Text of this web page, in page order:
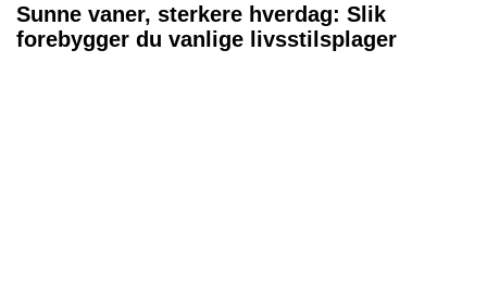
Sunne vaner, sterkere hverdag: Slik
forebygger du vanlige livsstilsplager